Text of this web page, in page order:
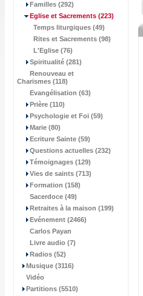
Familles (292)
Eglise et Sacrements (223)
Temps liturgiques (49)
Rites et Sacrements (98)
L'Eglise (76)
Spiritualité (281)
Renouveau et
Charismes (118)
Evangélisation (63)
Prière (110)
Psychologie et Foi (59)
Marie (80)
Ecriture Sainte (59)
Questions actuelles (232)
Témoignages (129)
Vies de saints (713)
Formation (158)
Sacerdoce (49)
Retraites à la maison (199)
Evénement (2466)
Carlos Payan
Livre audio (7)
Radios (52)
Musique (3116)
Vidéo
Partitions (5510)